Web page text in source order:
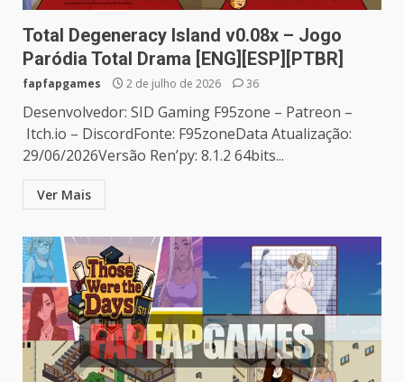
Total Degeneracy Island v0.08x – Jogo
Paródia Total Drama [ENG][ESP][PTBR]
fapfapgames 2 de julho de 2026 36
Desenvolvedor: SID Gaming F95zone – Patreon –
Itch.io – DiscordFonte: F95zoneData Atualização:
29/06/2026Versão Ren’py: 8.1.2 64bits...
Ver Mais